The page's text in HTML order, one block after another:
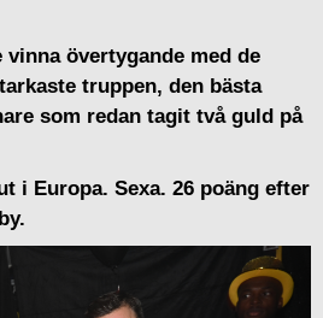
vinna övertygande med de
truppen, den bästa
som redan tagit två guld på
i Europa. Sexa. 26 poäng efter